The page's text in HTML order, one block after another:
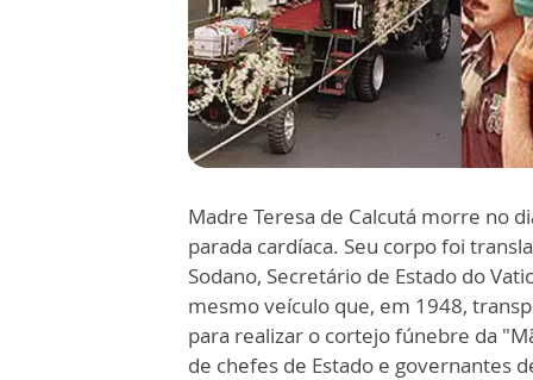
Madre Teresa de Calcutá morre no
parada cardíaca. Seu corpo foi
Sodano, Secretário de Estado do
mesmo veículo que, em 1948,
para realizar o cortejo fúnebre da
de chefes de Estado e governantes